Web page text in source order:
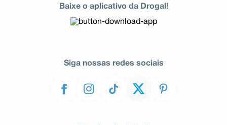
Baixe o aplicativo da Drogal!
Siga nossas redes sociais